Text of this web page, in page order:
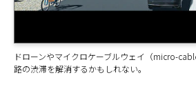
ドローンやマイクロケーブルウェイ（micro-
路の渋滞を解消するかもしれない。